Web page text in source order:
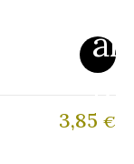
3,85 €